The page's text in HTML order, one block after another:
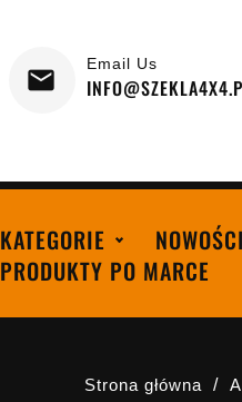
Email Us
KATEGORIE NOWOŚCI
PRODUKTY PO MARCE
Strona główna